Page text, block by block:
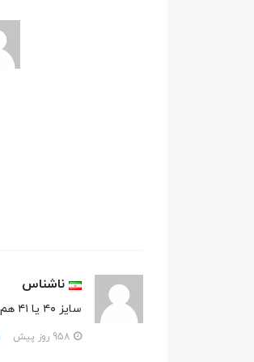
ناشناس
سایز ۴۰ یا ۴۱ هم هست